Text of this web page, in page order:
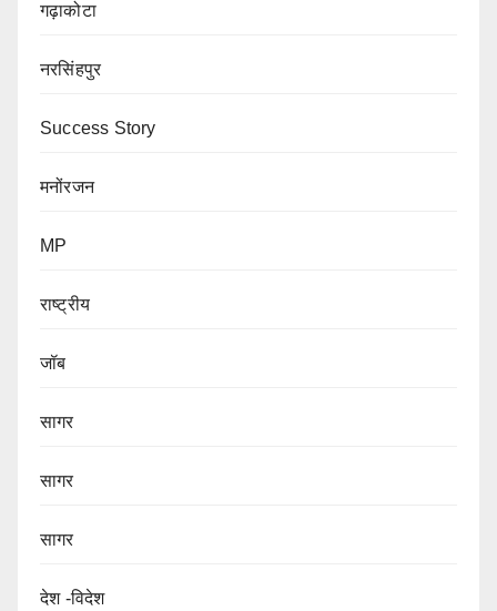
गढ़ाकोटा
नरसिंहपुर
Success Story
मनोंरजन
MP
राष्ट्रीय
जॉब
सागर
सागर
सागर
देश -विदेश